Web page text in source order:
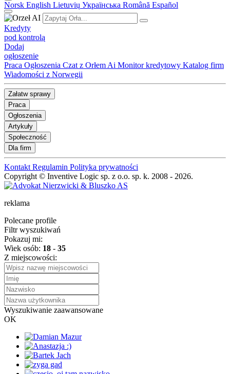
Norsk English Lietuvių Українська Română Español
Kredyty
pod kontrolą
Dodaj
ogłoszenie
Praca Ogłoszenia Czat z Orłem Ai Monitor kredytowy Katalog firm
Wiadomości z Norwegii
Załatw sprawy
Praca
Ogłoszenia
Artykuły
Społeczność
Dla firm
Kontakt Regulamin Polityka prywatności
Copyright © Inventive Logic sp. z o.o. sp. k. 2008 - 2026.
reklama
Polecane profile
Filtr wyszukiwań
Pokazuj mi:
Wiek osób: 18 - 35
Z miejscowości:
Wyszukiwanie zaawansowane
OK